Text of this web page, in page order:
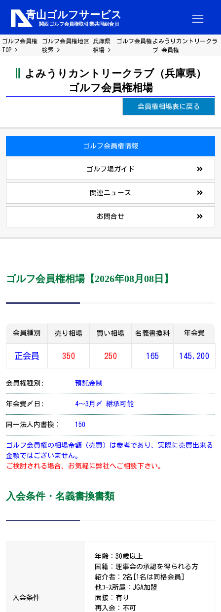
ゴルフ会員権
TOP
ゴルフ会員権地区
検索
兵庫県 ゴルフ会員権
相場
よみうりカントリークラ
ブ 会員権
よみうりカントリークラブ（兵庫県）
ゴルフ会員権相場
会員権相場表に戻る
ゴルフ会員権情報
ゴルフ場ガイド
関連ニュース
お問合せ
ゴルフ会員権相場【2026年08月08日】
会員種別 売り相場 買い相場 名義書換料 年会費
正会員 350 250 165 145,200
会員権種別: 預託金制
年会費〆日: 4～3月〆 継承可能
同一法人内書換： 150
ゴルフ会員権の相場金額（売買）は参考であり、実際に売買出来る
金額ではございません。
ご検討される場合、お気軽に弊社へご相談下さい。
入会条件・名義書換書類
入会条件
年齢：30歳以上
国籍：理事会の承認を得られる方
紹介者：2名[1名は同格会員]
他ｺｰｽ所属：JGA加盟
面接：有り
再入会：不可